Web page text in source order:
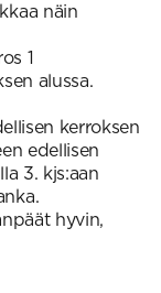
näin
1
alussa.
kerroksen
edellisen
3. kjs:aan
hyvin,